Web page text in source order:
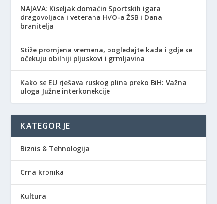
NAJAVA: Kiseljak domaćin Sportskih igara
dragovoljaca i veterana HVO-a ŽSB i Dana
branitelja
Stiže promjena vremena, pogledajte kada i gdje se
očekuju obilniji pljuskovi i grmljavina
Kako se EU rješava ruskog plina preko BiH: Važna
uloga Južne interkonekcije
KATEGORIJE
Biznis & Tehnologija
Crna kronika
Kultura